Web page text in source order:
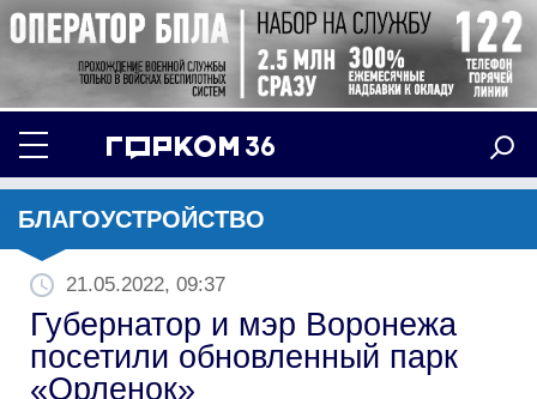
БЛАГОУСТРОЙСТВО
21.05.2022, 09:37
Губернатор и мэр Воронежа
посетили обновленный парк
«Орленок»